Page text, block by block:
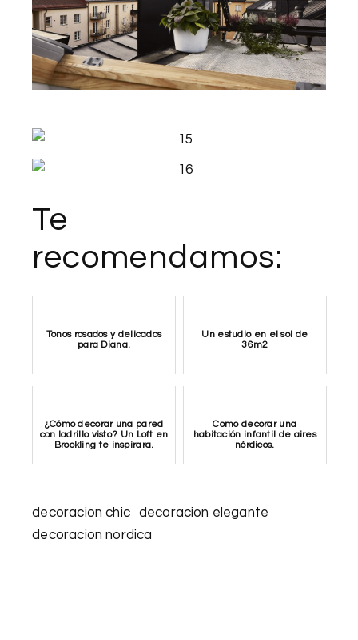
Te
recomendamos:
Tonos rosados y delicados
para Diana.
Un estudio en el sol de
36m2
¿Cómo decorar una pared
con ladrillo visto? Un Loft en
Brookling te inspirara.
Como decorar una
habitación infantil de aires
nórdicos.
decoracion chic
decoracion elegante
decoracion nordica